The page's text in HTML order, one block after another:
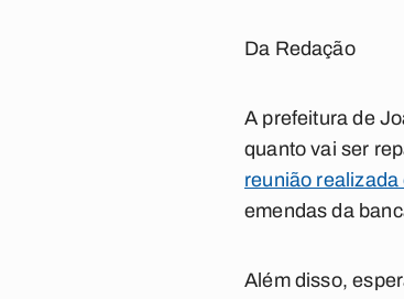
Da Redação
A prefeitura de
quanto vai ser
reunião
emendas da
Além disso,